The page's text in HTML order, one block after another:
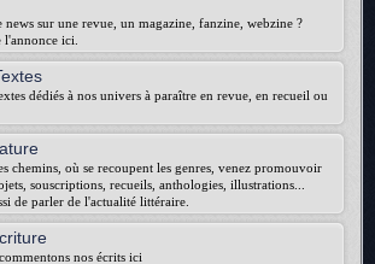
news sur une revue, un magazine, fanzine, webzine ?
l'annonce ici.
dédiés à nos univers à paraître en revue, en recueil ou
chemins, où se recoupent les genres, venez promouvoir
souscriptions, recueils, anthologies, illustrations...
de parler de l'actualité littéraire.
nos écrits ici